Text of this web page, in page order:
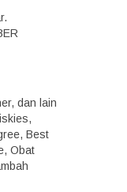
dan lain
Best
Obat